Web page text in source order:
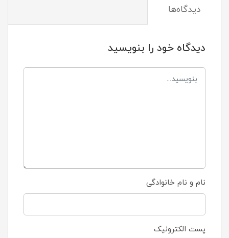
دیدگاه‌ها
دیدگاه خود را بنویسید
نام و نام خانوادگی
پست الکترونیک